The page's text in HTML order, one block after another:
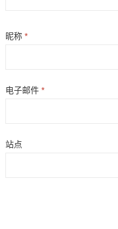
昵称 *
电子邮件 *
站点